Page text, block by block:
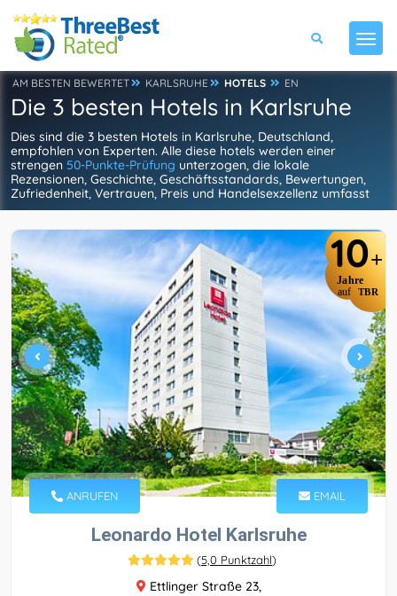
AM BESTEN BEWERTET KARLSRUHE HOTELS EN
Die 3 besten Hotels in Karlsruhe
Dies sind die 3 besten Hotels in Karlsruhe, Deutschland,
empfohlen von Experten. Alle diese hotels werden einer
strengen 50-Punkte-Prüfung unterzogen, die lokale
Rezensionen, Geschichte, Geschäftsstandards, Bewertungen,
Zufriedenheit, Vertrauen, Preis und Handelsexzellenz umfasst
10+
Jahre
auf TBR
ANRUFEN EMAIL
Leonardo Hotel Karlsruhe
(5,0 Punktzahl)
Ettlinger Straße 23,